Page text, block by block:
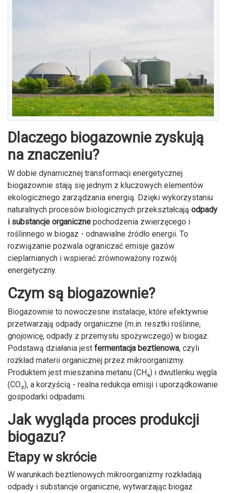
Dlaczego biogazownie zyskują
na znaczeniu?
W dobie dynamicznej transformacji energetycznej
biogazownie stają się jednym z kluczowych elementów
ekologicznego zarządzania energią. Dzięki wykorzystaniu
naturalnych procesów biologicznych przekształcają odpady
i substancje organiczne pochodzenia zwierzęcego i
roślinnego w biogaz - odnawialne źródło energii. To
rozwiązanie pozwala ograniczać emisje gazów
cieplarnianych i wspierać zrównoważony rozwój
energetyczny.
Czym są biogazownie?
Biogazownie to nowoczesne instalacje, które efektywnie
przetwarzają odpady organiczne (m.in. resztki roślinne,
gnojowicę, odpady z przemysłu spożywczego) w biogaz.
Podstawą działania jest fermentacja beztlenowa, czyli
rozkład materii organicznej przez mikroorganizmy.
Produktem jest mieszanina metanu (CH₄) i dwutlenku węgla
(CO₂), a korzyścią - realna redukcja emisji i uporządkowanie
gospodarki odpadami.
Jak wygląda proces produkcji
biogazu?
Etapy w skrócie
W warunkach beztlenowych mikroorganizmy rozkładają
odpady i substancje organiczne, wytwarzając biogaz